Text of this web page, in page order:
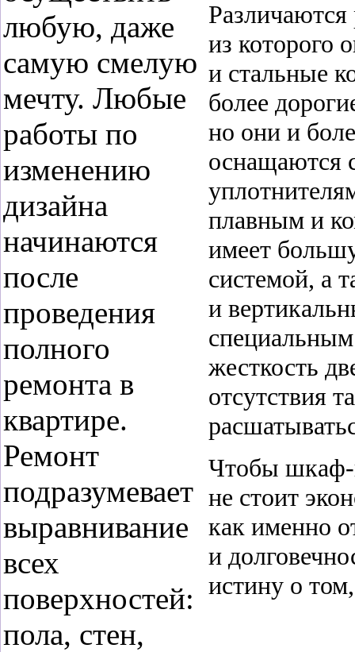
любую, даже
самую смелую
мечту. Любые
работы по
изменению
дизайна
начинаются
после
проведения
полного
ремонта в
квартире.
Ремонт
подразумевает
выравнивание
всех
поверхностей:
пола, стен,
из
и стальные
более
но они и
оснащаются
плавным и
имеет
системой, а
и
жесткость
отсутствия
Чтобы
не стоит
как именно
и
истину о